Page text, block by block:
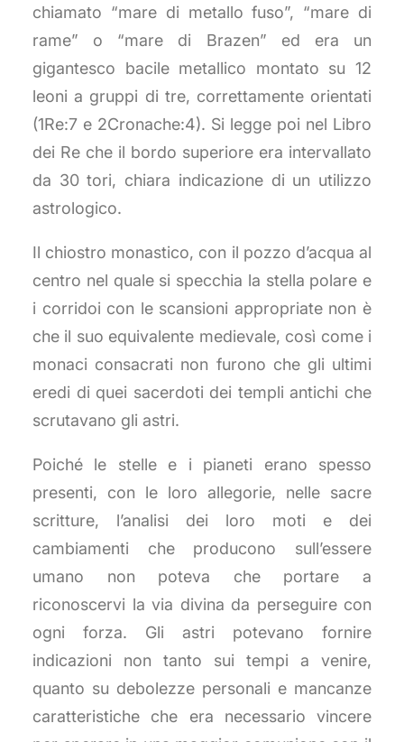
chiamato “mare di metallo fuso”, “mare di
rame” o “mare di Brazen” ed era un
gigantesco bacile metallico montato su 12
leoni a gruppi di tre, correttamente orientati
(1Re:7 e 2Cronache:4). Si legge poi nel Libro
dei Re che il bordo superiore era intervallato
da 30 tori, chiara indicazione di un utilizzo
astrologico.
Il chiostro monastico, con il pozzo d’acqua al
centro nel quale si specchia la stella polare e
i corridoi con le scansioni appropriate non è
che il suo equivalente medievale, così come i
monaci consacrati non furono che gli ultimi
eredi di quei sacerdoti dei templi antichi che
scrutavano gli astri.
Poiché le stelle e i pianeti erano spesso
presenti, con le loro allegorie, nelle sacre
scritture, l’analisi dei loro moti e dei
cambiamenti che producono sull’essere
umano non poteva che portare a
riconoscervi la via divina da perseguire con
ogni forza. Gli astri potevano fornire
indicazioni non tanto sui tempi a venire,
quanto su debolezze personali e mancanze
caratteristiche che era necessario vincere